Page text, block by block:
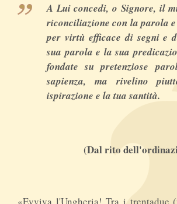
A Lui concedi, o Signore, il
riconciliazione con la parola
per virtù efficace di segni e
sua parola e la sua
fondate su pretenziose
sapienza, ma rivelino
ispirazione e la tua santità.
(Dal rito
«Evviva l'Ungheria! Tra i trentadue